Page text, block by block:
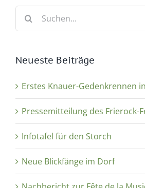
Suche
Neueste Beiträge
Erstes Knauer-Gedenkrennen
Pressemitteilung des Frierock-
Infotafel für den Storch
Neue Blickfänge im Dorf